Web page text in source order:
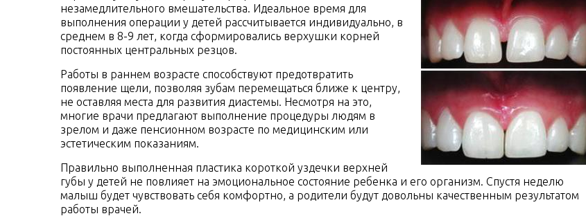
незамедлительного вмешательства. Идеальное время для
выполнения операции у детей рассчитывается индивидуально, в
среднем в 8-9 лет, когда сформировались верхушки корней
постоянных центральных резцов.
Работы в раннем возрасте способствуют предотвратить
появление щели, позволяя зубам перемещаться ближе к центру,
не оставляя места для развития диастемы. Несмотря на это,
многие врачи предлагают выполнение процедуры людям в
зрелом и даже пенсионном возрасте по медицинским или
эстетическим показаниям.
Правильно выполненная пластика короткой уздечки верхней
губы у детей не повлияет на эмоциональное состояние ребенка и его организм. Спустя неделю
малыш будет чувствовать себя комфортно, а родители будут довольны качественным результатом
работы врачей.